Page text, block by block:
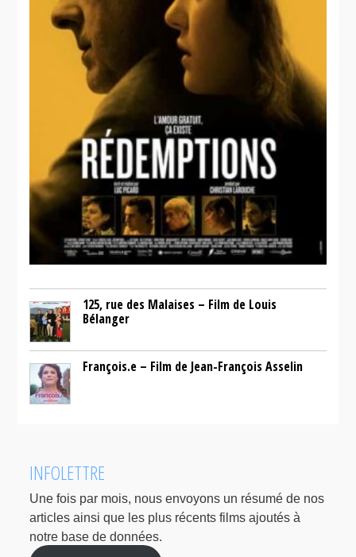
125, rue des Malaises – Film de Louis
Bélanger
François.e – Film de Jean-François Asselin
INFOLETTRE
Une fois par mois, nous envoyons un résumé de nos
articles ainsi que les plus récents films ajoutés à
notre base de données.